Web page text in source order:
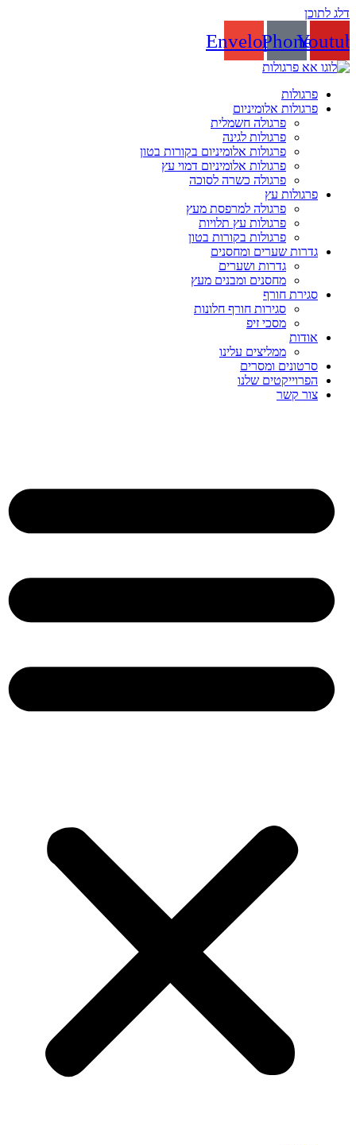
דלג לתוכן
Phone
Envelope
פרגולות
פרגולות אלומיניום
פרגולה חשמלית
פרגולות לגינה
פרגולות אלומיניום בקורות בטון
פרגולות אלומיניום דמוי עץ
פרגולה כשרה לסוכה
פרגולות עץ
פרגולה למרפסת מעץ
פרגולות עץ תלויות
פרגולות בקורות בטון
גדרות שערים ומחסנים
גדרות ושערים
מחסנים ומבנים מעץ
סגירת חורף
סגירות חורף חלונות
מסכי זיפ
אודות
ממליצים עלינו
סרטונים ומסרים
הפרוייקטים שלנו
צור קשר